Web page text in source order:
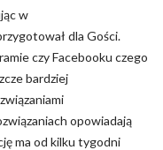
w
dla Gości.
czy Facebooku czego
bardziej
opowiadają
ma od kilku tygodni